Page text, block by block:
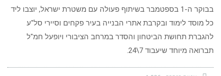
בבוקר ה-1 בספטמבר בשיתוף פעולה עם משטרת ישראל, יוצבו ליד
כל מוסד לימוד ובקרבת אתרי הבנייה בעיר פקחים וסיירי סל"ע
להגברת תחושת הביטחון והסדר במרחב הציבורי ויופעל חמ"ל
תברואה מיוחד שיעבוד 7\24.